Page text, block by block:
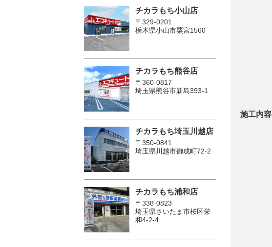
施工内容
チカラもち小山店
〒329-0201
栃木県小山市粟宮1560
チカラもち熊谷店
〒360-0817
埼玉県熊谷市新島393-1
チカラもち埼玉川越店
〒350-0841
埼玉県川越市御成町72-2
チカラもち浦和店
〒338-0823
埼玉県さいたま市桜区栄
和4-2-4